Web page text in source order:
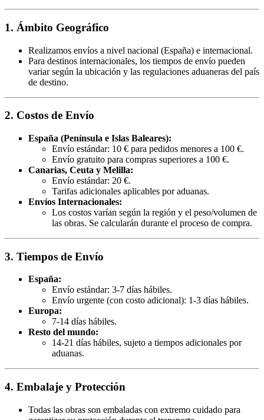
1. Ámbito Geográfico
Realizamos envíos a nivel nacional (España) e internacional.
Para destinos internacionales, los tiempos de envío pueden
variar según la ubicación y las regulaciones aduaneras del país
de destino.
2. Costos de Envío
España (Península e Islas Baleares):
Envío estándar: 10 € para pedidos menores a 100 €.
Envío gratuito para compras superiores a 100 €.
Canarias, Ceuta y Melilla:
Envío estándar: 20 €.
Tarifas adicionales aplicables por aduanas.
Envíos Internacionales:
Los costos varían según la región y el peso/volumen de
las obras. Se calcularán durante el proceso de compra.
3. Tiempos de Envío
España:
Envío estándar: 3-7 días hábiles.
Envío urgente (con costo adicional): 1-3 días hábiles.
Europa:
7-14 días hábiles.
Resto del mundo:
14-21 días hábiles, sujeto a tiempos adicionales por
aduanas.
4. Embalaje y Protección
Todas las obras son embaladas con extremo cuidado para